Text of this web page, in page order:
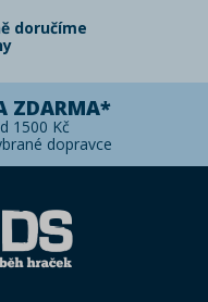
doručíme
ZDARMA*
1500 Kč
dopravce